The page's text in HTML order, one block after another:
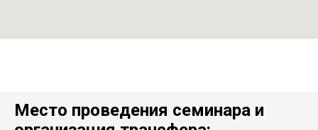
Место проведения семинара и